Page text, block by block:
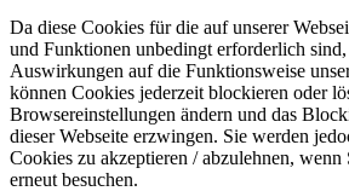
Da diese Cookies für die auf unserer
und Funktionen unbedingt erforderlich
Auswirkungen auf die Funktionsweise
können Cookies jederzeit blockieren oder
Browsereinstellungen ändern und das
dieser Webseite erzwingen. Sie werden
Cookies zu akzeptieren / abzulehnen, wenn
erneut besuchen.